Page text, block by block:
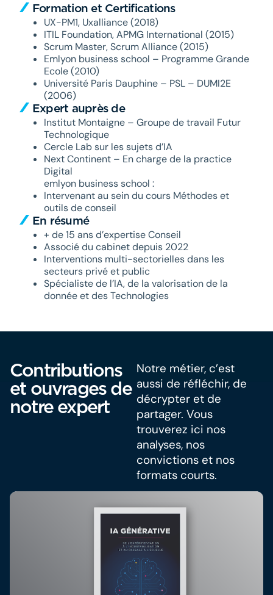
Formation et Certifications
UX-PM1, Uxalliance (2018)
ITIL Foundation, APMG International (2015)
Scrum Master, Scrum Alliance (2015)
Emlyon business school – Programme Grande
Ecole (2010)
Université Paris Dauphine – PSL – DUMI2E
(2006)
Expert auprès de
Institut Montaigne – Groupe de travail Futur
Technologique
Cercle Lab sur les sujets d’IA
Next Continent – En charge de la practice
Digital
emlyon business school :
Intervenant au sein du cours Méthodes et
outils de conseil
En résumé
+ de 15 ans d’expertise Conseil
Associé du cabinet depuis 2022
Interventions multi-sectorielles dans les
secteurs privé et public
Spécialiste de l’IA, de la valorisation de la
donnée et des Technologies
Contributions
et ouvrages de
notre expert
Notre métier, c’est
aussi de réfléchir, de
décrypter et de
partager. Vous
trouverez ici nos
analyses, nos
convictions et nos
formats courts.